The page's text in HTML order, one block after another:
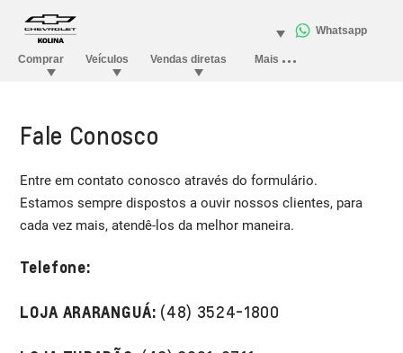
Fale Conosco
Entre em contato conosco através do formulário.
Estamos sempre dispostos a ouvir nossos clientes, para
cada vez mais, atendê-los da melhor maneira.
Telefone:
LOJA ARARANGUÁ: (48) 3524-1800